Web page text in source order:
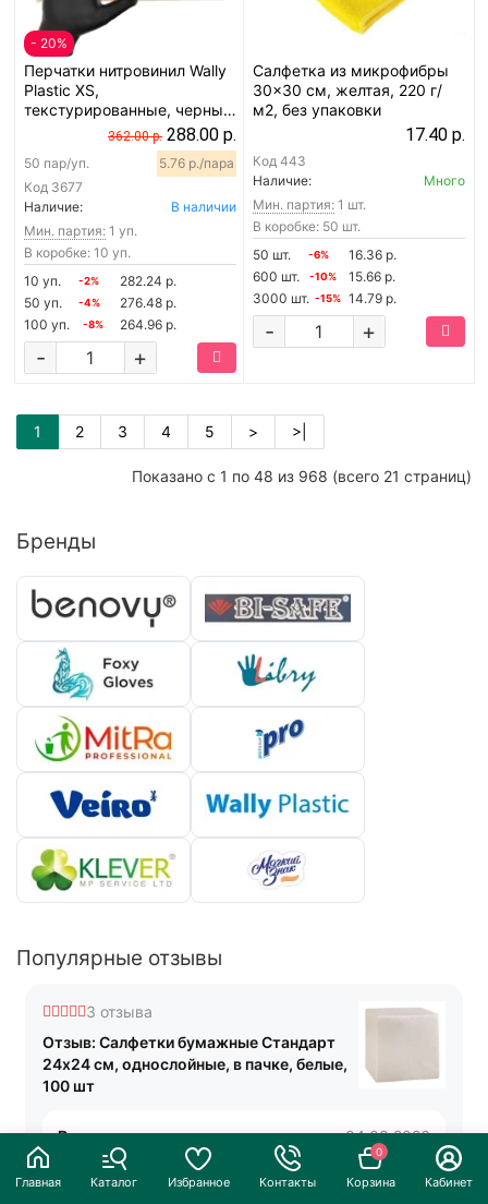
Главная Каталог Избранное Контакты
0
Корзина Кабинет
- 20%
Перчатки нитровинил Wally
Plastic XS,
текстурированные, черные,
362.00 р. 288.00 р.
Код 3677
50 пар/уп. 5.76 р./пара
Наличие:
В наличии
Мин. партия: 1 уп.
В коробке: 10 уп.
10 уп.
-2%
282.24 р.
50 уп.
-4%
276.48 р.
100 уп.
-8% 264.96 р.
+
-
Салфетка из микрофибры
30x30 см, желтая, 220 г/
м2, без упаковки
17.40 р.
Код 443
Наличие:
Много
Мин. партия: 1 шт.
В коробке: 50 шт.
50 шт.
-6%
16.36 р.
600 шт.
-10%
15.66 р.
3000 шт. -15% 14.79 р.
+
-
1 2 3 4 5 > >|
Показано с 1 по 48 из 968 (всего 21 страниц)
Бренды
Популярные отзывы
3 отзыва
Отзыв: Салфетки бумажные Стандарт
24x24 см, однослойные, в пачке, белые,
100 шт
Виктория
04.08.2026
в целом неплохие, но тонковаты, конечно. за
свою цену 10/10